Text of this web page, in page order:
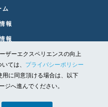
ム
報
報
わせ
ル
護方針
ザーエクスペリエンスの向上
ては、 プライバシーポリシー
に同意頂ける場合は、以下
ジへ進んでください。